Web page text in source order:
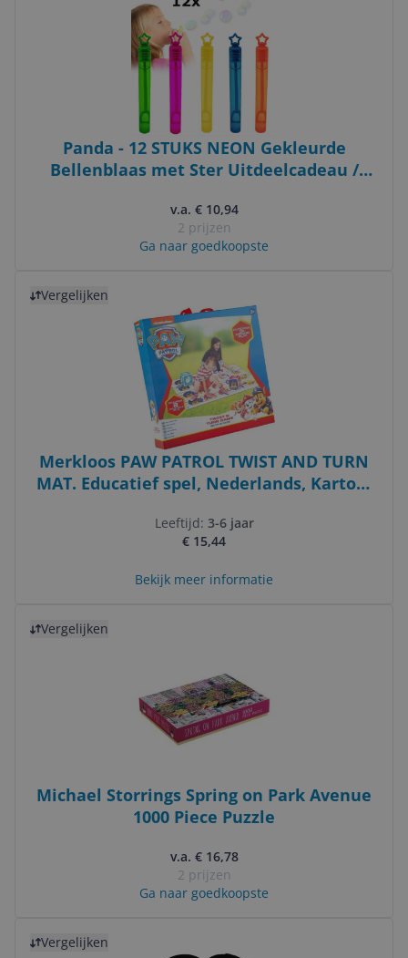
Panda - 12 STUKS NEON Gekleurde
Bellenblaas met Ster Uitdeelcadeau /
v.a. € 10,94
2 prijzen
Ga naar goedkoopste
Vergelijken
Merkloos PAW PATROL TWIST AND TURN
MAT. Educatief spel, Nederlands, Karton,
Leeftijd: 3-6 jaar
€ 15,44
Bekijk meer informatie
Vergelijken
Michael Storrings Spring on Park Avenue
1000 Piece Puzzle
v.a. € 16,78
2 prijzen
Ga naar goedkoopste
Vergelijken